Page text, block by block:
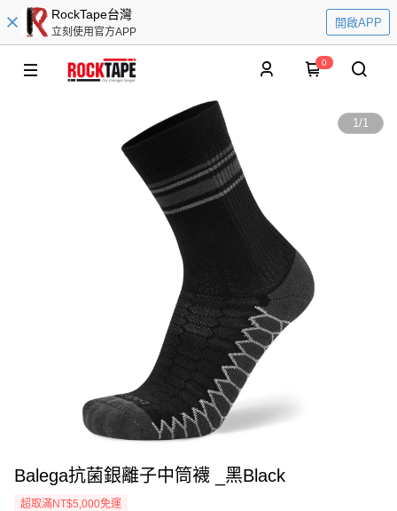
RockTape台灣
立刻使用官方APP
開啟APP
0
1/1
Balega抗菌銀離子中筒襪 _黑Black
超取滿NT$5,000免運